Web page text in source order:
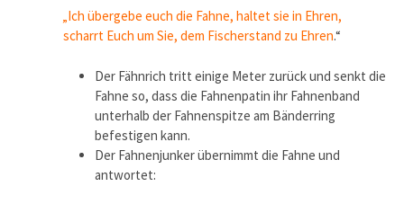
„Ich übergebe euch die Fahne, haltet sie in Ehren,
scharrt Euch um Sie, dem Fischerstand zu Ehren.“
Der Fähnrich tritt einige Meter zurück und senkt die
Fahne so, dass die Fahnenpatin ihr Fahnenband
unterhalb der Fahnenspitze am Bänderring
befestigen kann.
Der Fahnenjunker übernimmt die Fahne und
antwortet: